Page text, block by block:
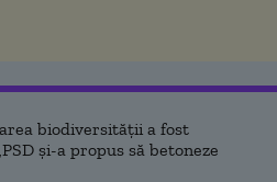
biodiversității a fost
și-a propus să betoneze